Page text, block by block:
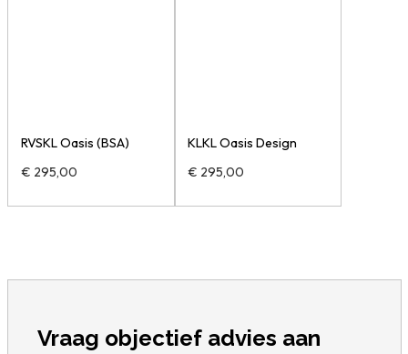
RVSKL Oasis (BSA)
€ 295,00
KLKL Oasis Design
€ 295,00
Vraag objectief advies aan